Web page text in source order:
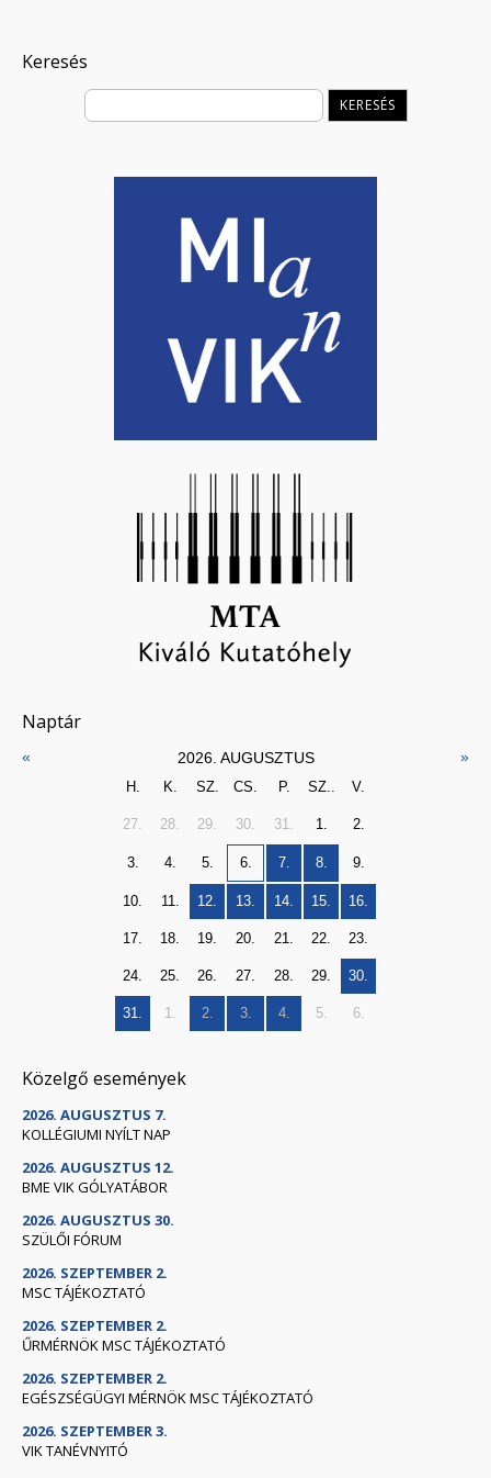
Keresés
Naptár
« 2026. AUGUSZTUS »
H. K. SZ. CS. P. SZ.. V.
27. 28. 29. 30. 31. 1. 2.
3. 4. 5. 6. 7. 8. 9.
10. 11. 12. 13. 14. 15. 16.
17. 18. 19. 20. 21. 22. 23.
24. 25. 26. 27. 28. 29. 30.
31. 1. 2. 3. 4. 5. 6.
Közelgő események
2026. AUGUSZTUS 7.
KOLLÉGIUMI NYÍLT NAP
2026. AUGUSZTUS 12.
BME VIK GÓLYATÁBOR
2026. AUGUSZTUS 30.
SZÜLŐI FÓRUM
2026. SZEPTEMBER 2.
MSC TÁJÉKOZTATÓ
2026. SZEPTEMBER 2.
ŰRMÉRNÖK MSC TÁJÉKOZTATÓ
2026. SZEPTEMBER 2.
EGÉSZSÉGÜGYI MÉRNÖK MSC TÁJÉKOZTATÓ
2026. SZEPTEMBER 3.
VIK TANÉVNYITÓ